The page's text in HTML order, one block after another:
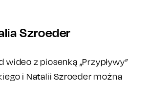
Szroeder
wideo z piosenką „Przypływy”
i Natalii Szroeder można